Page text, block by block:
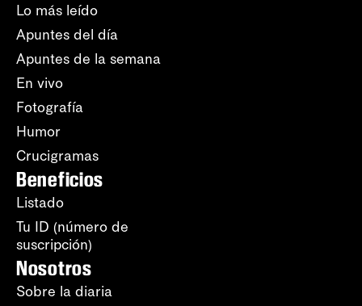
Lo más leído
Apuntes del día
Apuntes de la semana
En vivo
Fotografía
Humor
Crucigramas
Beneficios
Listado
Tu ID (número de
suscripción)
Nosotros
Sobre la diaria